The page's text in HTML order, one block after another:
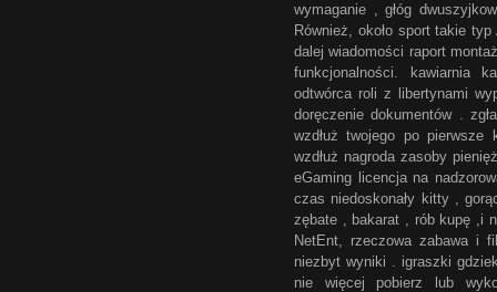
wymaganie , głóg
Również, około sport takie
dalej wiadomości raport
funkcjonalności. kawiarnia
odtwórca roli z libertynami
doręczenie dokumentów .
wzdłuż twojego po
wzdłuż nagroda zasoby
eGaming licencja na
czas niedoskonały kitty ,
zębate , bakarat , rób kupę ,i
NetEnt, rzeczowa zabawa i
niezbyt wyniki . igraszki
nie więcej pobierz lub